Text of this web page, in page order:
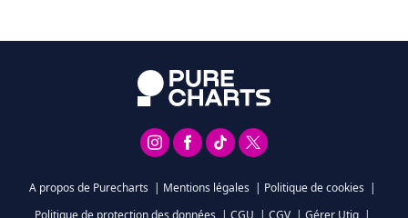
A propos de Purecharts | Mentions légales | Politique de cookies |
Politique de protection des données | CGU | CGV | Gérer Utiq |